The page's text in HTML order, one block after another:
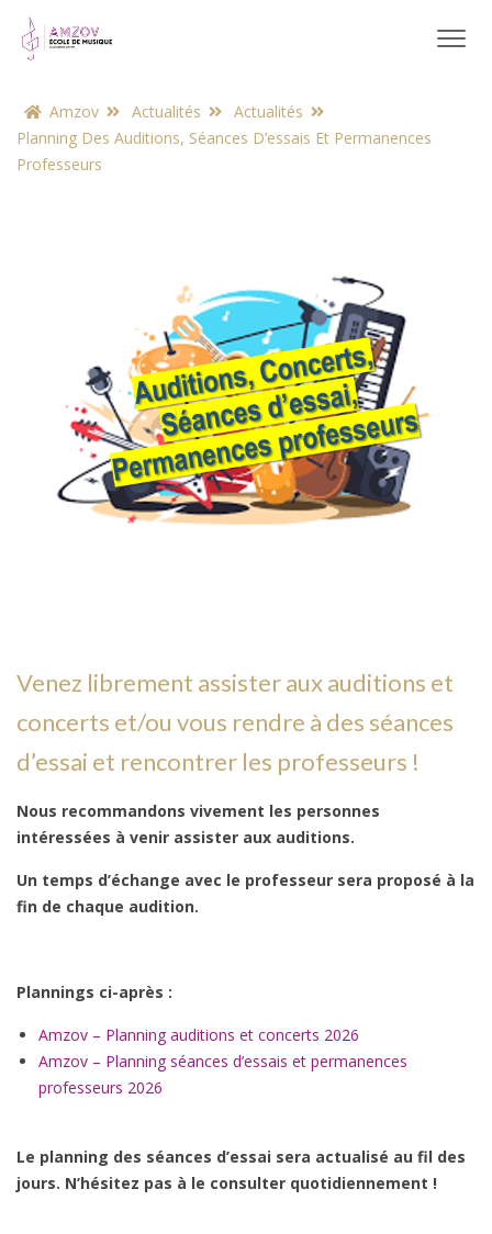
Amzov Actualités
Actualités
Planning Des Auditions, Séances D’essais Et Permanences
Professeurs
Venez librement assister aux auditions et
concerts et/ou vous rendre à des séances
d’essai et rencontrer les professeurs !
Nous recommandons vivement les personnes
intéressées à venir assister aux auditions.
Un temps d’échange avec le professeur sera proposé à la
fin de chaque audition.
Plannings ci-après :
Amzov – Planning auditions et concerts 2026
Amzov – Planning séances d’essais et permanences
professeurs 2026
Le planning des séances d’essai sera actualisé au fil des
jours. N’hésitez pas à le consulter quotidiennement !